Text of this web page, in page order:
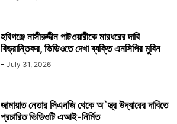
হবিগঞ্জে নাসীরুদ্দীন পাটওয়ারীকে মারধরের দাবি
বিভ্রান্তিকর, ভিডিওতে দেখা ব্যক্তি এনসিপির মুবিন
- July 31, 2026
জামায়াত নেতার সিএনজি থেকে অ`স্ত্র উদ্ধারের দাবিতে
প্রচারিত ভিডিওটি এআই-নির্মিত